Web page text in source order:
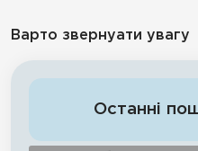
Варто звернуати увагу
Останні